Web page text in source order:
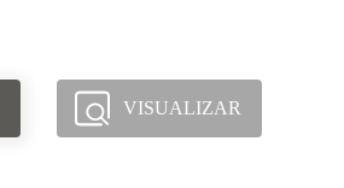
VISUALIZAR